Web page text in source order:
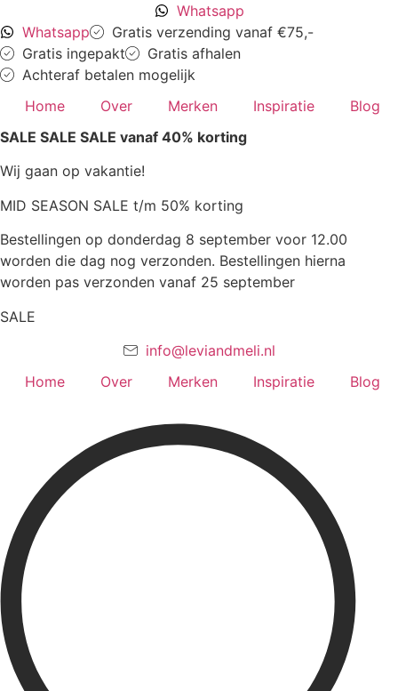
naar
de
inhoud
Whatsapp
Whatsapp
Gratis verzending vanaf €75,-
Gratis ingepakt
Gratis afhalen
Achteraf betalen mogelijk
Home
Over Merken Inspiratie
Blog
SALE SALE SALE vanaf 40% korting
Wij gaan op vakantie!
MID SEASON SALE t/m 50% korting
Bestellingen op donderdag 8 september voor 12.00
worden die dag nog verzonden. Bestellingen hierna
worden pas verzonden vanaf 25 september
SALE
info@leviandmeli.nl
Home
Over Merken Inspiratie Blog